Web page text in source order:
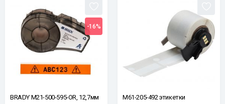
-16%
BRADY M21-500-595-OR, 12,7мм
M61-205-492 этикетки